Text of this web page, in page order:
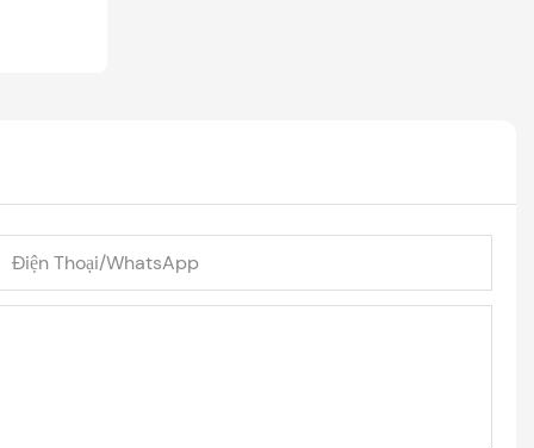
Điện Thoại/WhatsApp